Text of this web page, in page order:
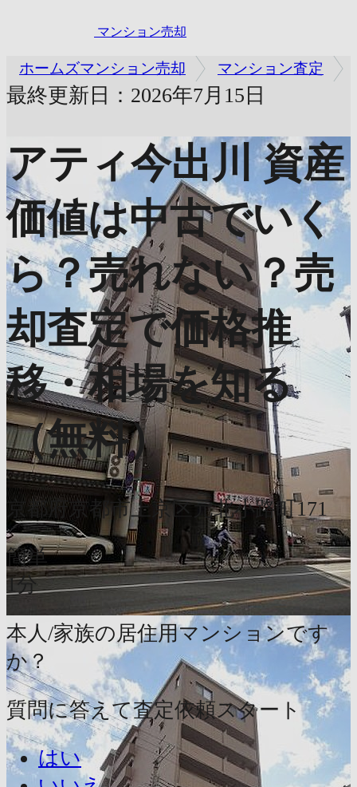
マンション売却
ホームズマンション売却 マンション査定
最終更新日：2026年7月15日
アティ今出川 資産
価値は中古でいく
ら？売れない？売
却査定で価格推
移・相場を知る
（無料）
京都府京都市上京区元北小路町171
簡単
1分
本人/家族の居住用マンションです
か？
質問に答えて査定依頼スタート
はい